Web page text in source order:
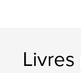
Livres